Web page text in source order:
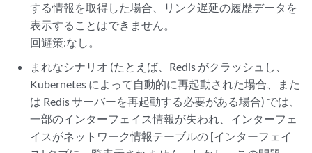
する情報を取得した場合、リンク遅延の履歴データを
表示することはできません。
回避策:なし。
まれなシナリオ (たとえば、Redis がクラッシュし、
Kubernetes によって自動的に再起動された場合、また
は Redis サーバーを再起動する必要がある場合) では、
一部のインターフェイス情報が失われ、インターフェ
イスがネットワーク情報テーブルの [インターフェイ